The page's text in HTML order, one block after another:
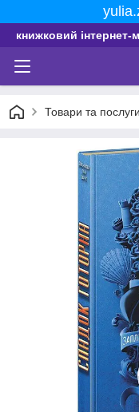
книжковий інтернет-
Товари та послуги